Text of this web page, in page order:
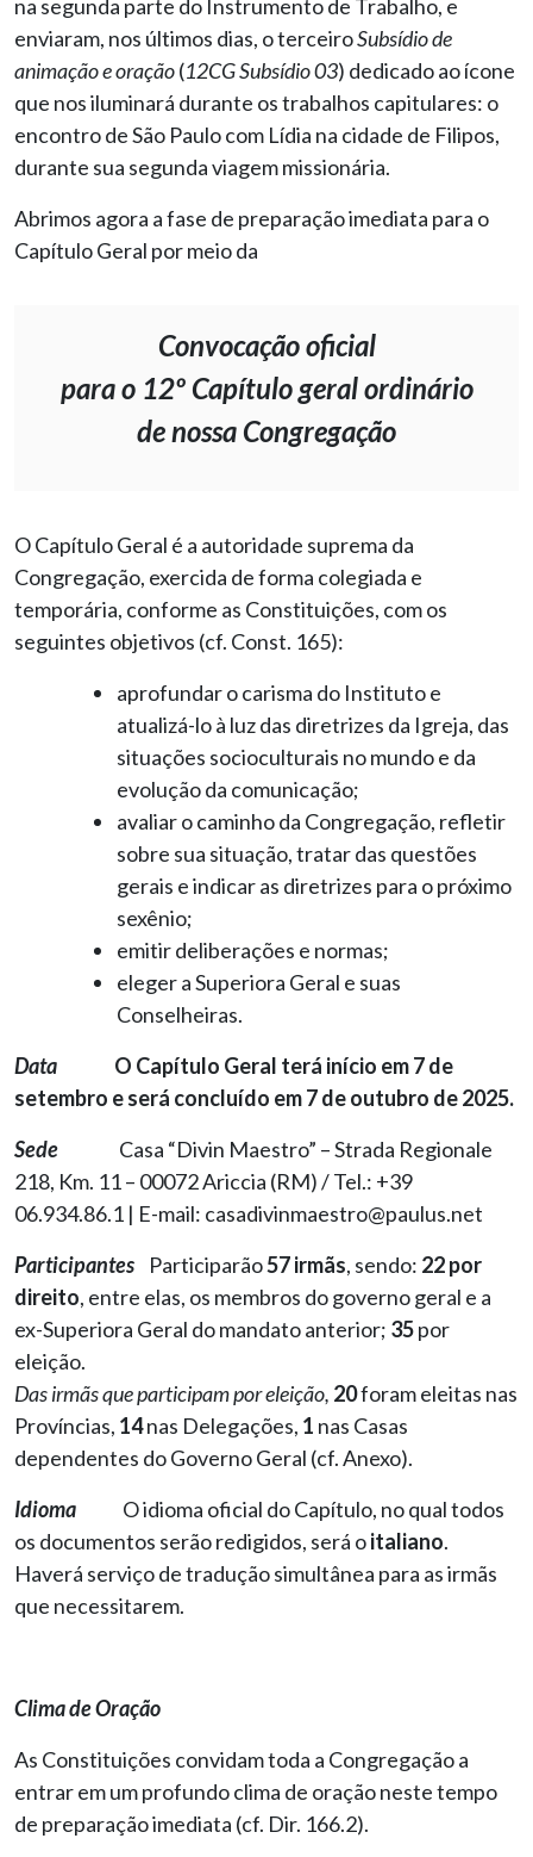
na segunda parte do Instrumento de Trabalho, e
enviaram, nos últimos dias, o terceiroSubsídio de
animação e oração(12CG Subsídio 03) dedicado ao ícone
que nos iluminará durante os trabalhos capitulares: o
encontro de São Paulo com Lídia na cidade de Filipos,
durante sua segunda viagem missionária.
Abrimos agora a fase de preparação imediata para o
Capítulo Geral por meio da
Convocação oficial
para o 12º Capítulo geral ordinário
de nossa Congregação
O Capítulo Geral é a autoridade suprema da
Congregação, exercida de forma colegiada e
temporária, conforme as Constituições, com os
seguintes objetivos (cf. Const. 165):
aprofundar o carisma do Instituto e
atualizá-lo à luz das diretrizes da Igreja, das
situações socioculturais no mundo e da
evolução da comunicação;
avaliar o caminho da Congregação, refletir
sobre sua situação, tratar das questões
gerais e indicar as diretrizes para o próximo
sexênio;
emitir deliberações e normas;
eleger a Superiora Geral e suas
Conselheiras.
Data O Capítulo Geral terá início em 7 de
setembro e será concluído em 7 de outubro de 2025.
Sede
Casa “Divin Maestro” – Strada Regionale
218, Km. 11 – 00072 Ariccia (RM) / Tel.: +39
06.934.86.1 | E-mail: casadivinmaestro@paulus.net
Participantes
Participarão57 irmãs, sendo: 22 por
direito, entre elas, os membros do governo geral e a
ex-Superiora Geral do mandato anterior; 35por
eleição.
Das irmãs que participam por eleição, 20foram eleitas nas
Províncias, 14nas Delegações, 1 nas Casas
dependentes do Governo Geral (cf. Anexo).
Idioma
O idioma oficial do Capítulo, no qual todos
os documentos serão redigidos, será oitaliano.
Haverá serviço de tradução simultânea para as irmãs
que necessitarem.
Clima de Oração
As Constituições convidam toda a Congregação a
entrar em um profundo clima de oração neste tempo
de preparação imediata (cf. Dir. 166.2).